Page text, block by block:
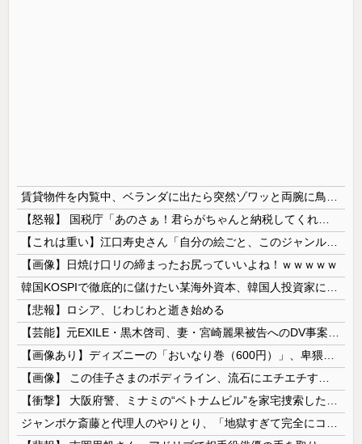
【画像】日焼け口リの締まったお尻っていいよね！ｗｗｗｗｗ
【悲報】ロシア、じわじわと逝き始める